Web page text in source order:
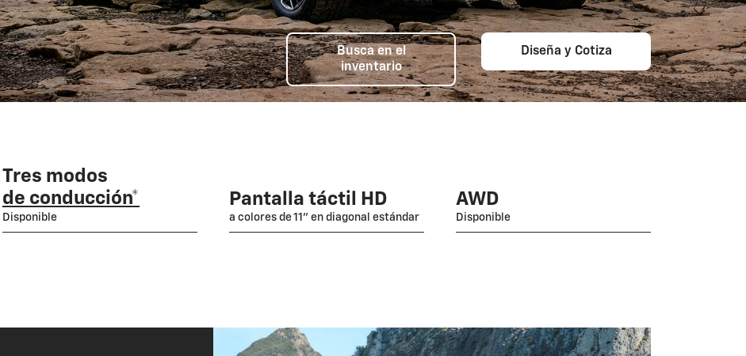
Busca en el
inventario
Diseña y Cotiza
Tres modos
de conducción*
Disponible
Pantalla táctil HD
a colores de 11" en diagonal estándar
AWD
Disponible